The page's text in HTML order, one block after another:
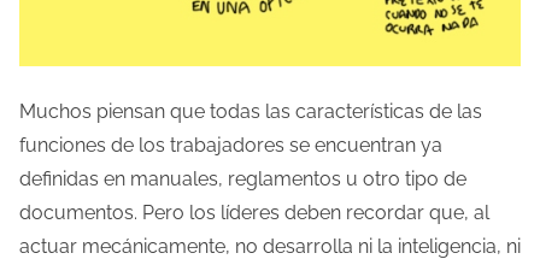
Muchos piensan que todas las características de las
funciones de los trabajadores se encuentran ya
definidas en manuales, reglamentos u otro tipo de
documentos. Pero los líderes deben recordar que, al
actuar mecánicamente, no desarrolla ni la inteligencia, ni